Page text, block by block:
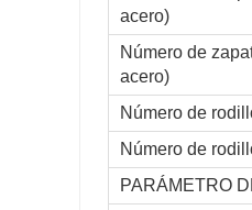
acero)
Número de
acero)
Número de
Número de
PARÁMETRO